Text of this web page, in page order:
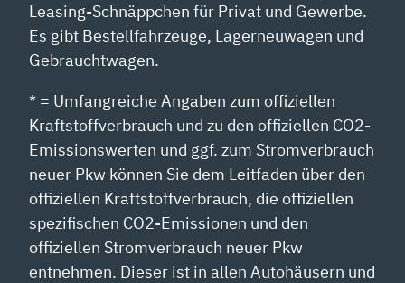
Leasing-Schnäppchen für Privat und Gewerbe.
Es gibt Bestellfahrzeuge, Lagerneuwagen und
Gebrauchtwagen.
* = Umfangreiche Angaben zum offiziellen
Kraftstoffverbrauch und zu den offiziellen CO2-
Emissionswerten und ggf. zum Stromverbrauch
neuer Pkw können Sie dem Leitfaden über den
offiziellen Kraftstoffverbrauch, die offiziellen
spezifischen CO2-Emissionen und den
offiziellen Stromverbrauch neuer Pkw
entnehmen. Dieser ist in allen Autohäusern und